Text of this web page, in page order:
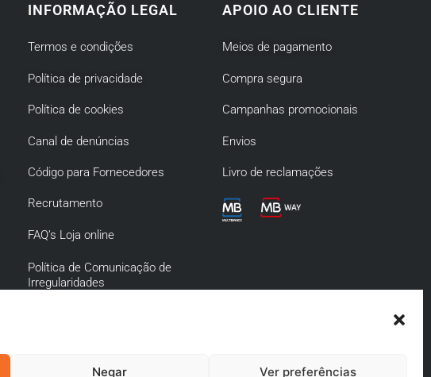
Negar Ver preferências
INFORMAÇÃO LEGAL
Termos e condições
Política de privacidade
Política de cookies
Canal de denúncias
Código para Fornecedores
Recrutamento
FAQ’s Loja online
Política de Comunicação de
Irregularidades
APOIO AO CLIENTE
Meios de pagamento
Compra segura
Campanhas promocionais
Envios
Livro de reclamações